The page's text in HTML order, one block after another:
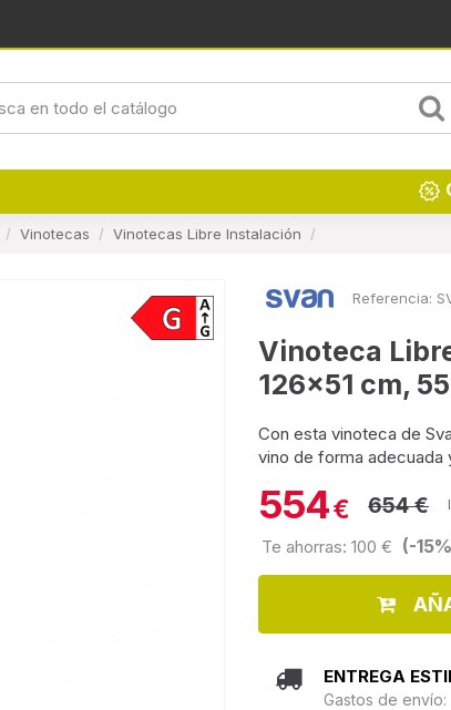
Vinotecas Vinotecas Libre Instalación
Referencia:
Vinoteca
126x51 cm,
Con esta vinoteca de
vino de forma adecuada
554€ 654 €
Te ahorras: 100 € (-
ENTREGA
Gastos de envío: